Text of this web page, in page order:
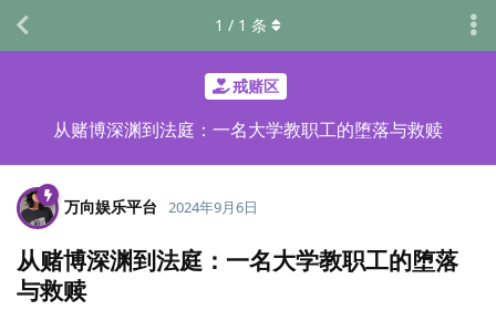
戒赌区
从赌博深渊到法庭：一名大学教职工的堕落与救赎
1 / 1 条
万向娱乐平台 2024年9月6日
从赌博深渊到法庭：一名大学教职工的堕落
与救赎